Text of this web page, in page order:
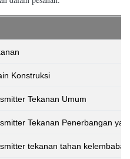
Konstruksi
Tekanan Umum
Tekanan Penerbangan
tekanan tahan kelembaban